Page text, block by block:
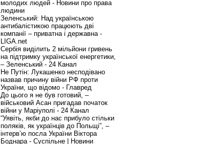
молодих людей - Новини про права
людини
Зеленський: Над українською
антибалістикою працюють дві
компанії – приватна і державна -
LIGA.net
Сербія виділить 2 мільйони гривень
на підтримку української енергетики,
– Зеленський - 24 Канал
Не Путін: Лукашенко несподівано
назвав причину війни РФ проти
України, що відомо - Главред
До цього я не був готовий, –
військовий Асан пригадав початок
війни у Маріуполі - 24 Канал
“Уявіть, якби до нас прибуло стільки
поляків, як українців до Польщі”, –
інтервʼю посла України Віктора
Боднара - Суспільне | Новини